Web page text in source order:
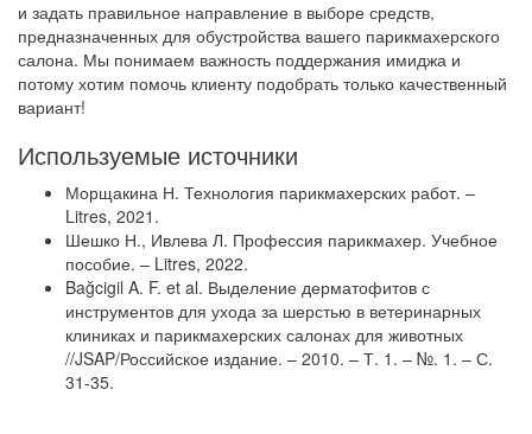
и задать правильное направление в выборе средств,
предназначенных для обустройства вашего парикмахерского
салона. Мы понимаем важность поддержания имиджа и
потому хотим помочь клиенту подобрать только качественный
вариант!
Используемые источники
Морщакина Н. Технология парикмахерских работ. –
Litres, 2021.
Шешко Н., Ивлева Л. Профессия парикмахер. Учебное
пособие. – Litres, 2022.
Bağcigil A. F. et al. Выделение дерматофитов с
инструментов для ухода за шерстью в ветеринарных
клиниках и парикмахерских салонах для животных
//JSAP/Российское издание. – 2010. – Т. 1. – №. 1. – С.
31-35.